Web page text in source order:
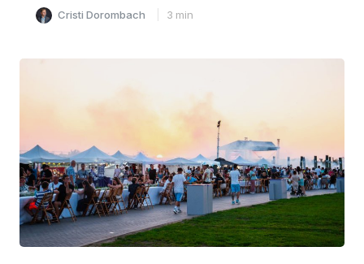
Cristi Dorombach 3 min